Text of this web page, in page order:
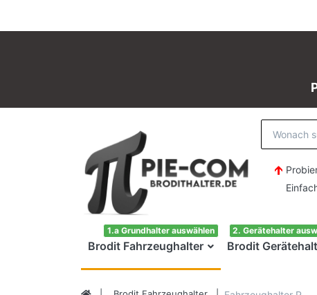
Einfach
Brodit Fahrzeughalter
1.a Grundhalter auswählen
Brodit
2. Gerätehalter